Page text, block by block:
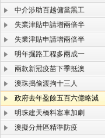
中介涉助百越傭當黑工
失業津貼申請增兩倍半
失業津貼申請增兩倍半
明年掘路工程多兩成一
兩款新冠疫苗下季抵澳
澳珠搗偷渡拘十三人
政府去年盈餘五百六億略減
明珠建天橋料塞車加劇
澳擬分卅區精準防疫